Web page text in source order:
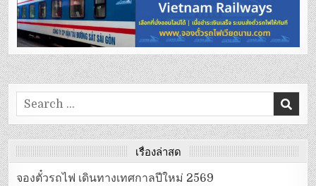
Search
for:
เรื่องล่าสุด
จองตั๋วรถไฟ เดินทางเทศกาลปีใหม่ 2569